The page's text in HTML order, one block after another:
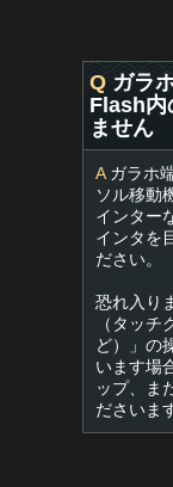
Q ガラ
Flash内
ません
Aガラホ
ソル移動
インター
インタを
ださい。
恐れ入り
（タッ
ど）」の
います場
ップ、ま
ださいま